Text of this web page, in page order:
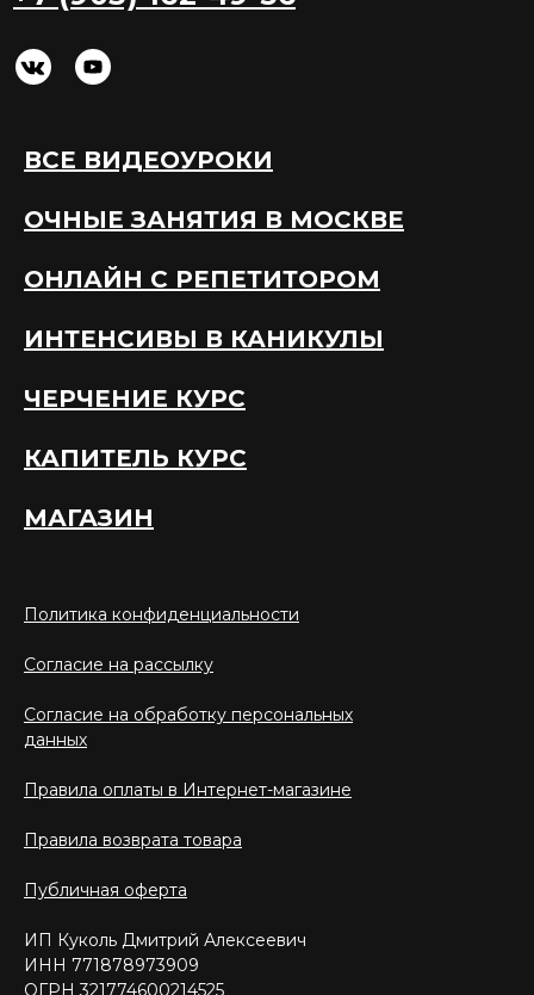
ВСЕ ВИДЕОУРОКИ
ОЧНЫЕ ЗАНЯТИЯ В МОСКВЕ
ОНЛАЙН С РЕПЕТИТОРОМ
ИНТЕНСИВЫ В КАНИКУЛЫ
ЧЕРЧЕНИЕ КУРС
КАПИТЕЛЬ КУРС
МАГАЗИН
Политика конфиденциальности
Согласие на рассылку
Согласие на обработку персональных
данных
Правила оплаты в Интернет-магазине
Правила возврата товара
Публичная оферта
ИП Куколь Дмитрий Алексеевич
ИНН 771878973909
ОГРН 321774600214525